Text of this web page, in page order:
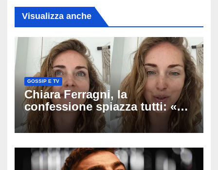
Visualizza anche
GOSSIP E TV
Chiara Ferragni, la
confessione spiazza tutti: «Un
mio ex voleva che mi rifacessi
il seno». Poi svela i ritocchi di